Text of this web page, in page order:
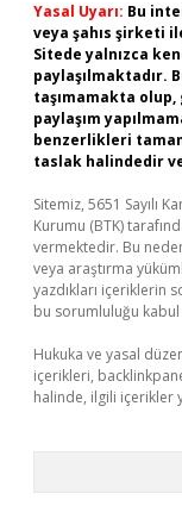
Yasal Uyarı: Bu
veya şahıs şirketi
Sitede yalnızca
paylaşılmaktadır.
taşımamakta
paylaşım
benzerlikleri
taslak halindedir
Sitemiz, 5651 Sayılı
Kurumu (BTK)
vermektedir. Bu
veya araştırma
yazdıkları içeriklerin
bu sorumluluğu kabul
Hukuka ve yasal
içerikleri,
halinde, ilgili içerikler